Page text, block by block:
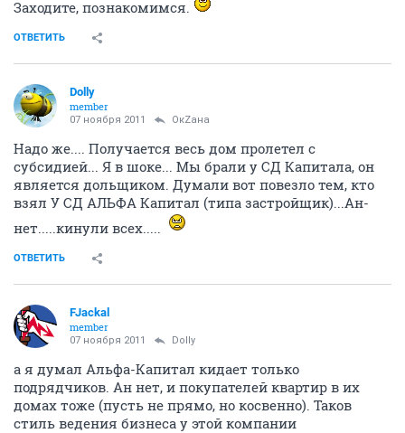
Заходите, познакомимся.
ОТВЕТИТЬ
Dolly
member
07 ноября 2011 ОкZана
Надо же.... Получается весь дом пролетел с
субсидией... Я в шоке... Мы брали у СД Капитала, он
является дольщиком. Думали вот повезло тем, кто
взял У СД АЛЬФА Капитал (типа застройщик)...Ан-
нет.....кинули всех.....
ОТВЕТИТЬ
FJackal
member
07 ноября 2011 Dolly
а я думал Альфа-Капитал кидает только
подрядчиков. Ан нет, и покупателей квартир в их
домах тоже (пусть не прямо, но косвенно). Таков
стиль ведения бизнеса у этой компании